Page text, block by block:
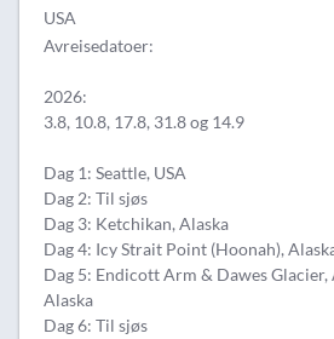
USA
Avreisedatoer:
2026:
3.8, 10.8, 17.8, 31.8 og 14.9
Dag 1: Seattle, USA
Dag 2: Til sjøs
Dag 3: Ketchikan, Alaska
Dag 4: Icy Strait Point (Hoonah),
Dag 5: Endicott Arm & Dawes Glacier,
Alaska
Dag 6: Til sjøs